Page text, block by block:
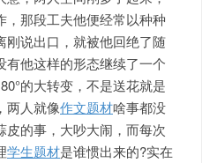
那段工夫他便经常以种种
刚说出口，就被他回绝了随
有他这样的形态继续了一个
的大转变，不是送花就是
两人就像作文题材啥事都没
皮的事，大吵大闹，而每次
学生题材是谁惯出来的?实在